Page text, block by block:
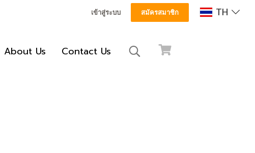
เข้าสู่ระบบ สมัครสมาชิก TH
About Us Contact Us